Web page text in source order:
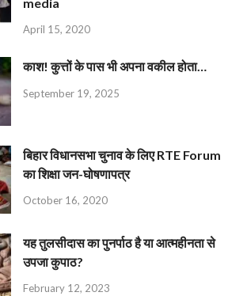
April 15, 2020
काश! कुत्तों के पास भी अपना वकील होता…
September 19, 2025
बिहार विधानसभा चुनाव के लिए RTE Forum
का शिक्षा जन-घोषणापत्र
October 16, 2020
यह तुलसीदास का पुनर्पाठ है या आत्महीनता से
उपजा कुपाठ?
February 12, 2023